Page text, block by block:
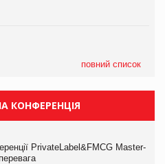
повний список
КОНФЕРЕНЦІЯ
PrivateLabel&FMCG Master-